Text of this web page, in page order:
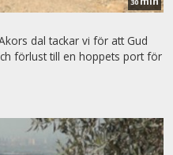
30
dal tackar vi för att Gud
förlust till en hoppets port för